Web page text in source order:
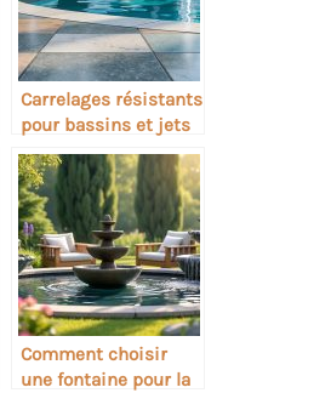
Carrelages résistants
pour bassins et jets
extérieurs
Comment choisir
une fontaine pour la